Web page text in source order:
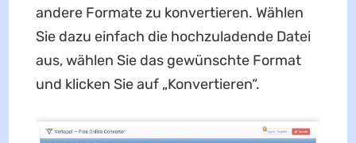
andere Formate zu konvertieren. Wählen
Sie dazu einfach die hochzuladende Datei
aus, wählen Sie das gewünschte Format
und klicken Sie auf „Konvertieren“.